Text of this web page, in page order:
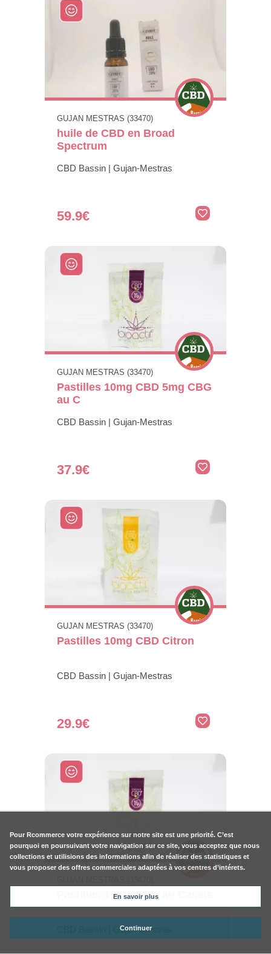
GUJAN MESTRAS (33470)
huile de CBD en Broad
Spectrum
CBD Bassin | Gujan-Mestras
59.9€
GUJAN MESTRAS (33470)
Pastilles 10mg CBD 5mg CBG
au C
CBD Bassin | Gujan-Mestras
37.9€
GUJAN MESTRAS (33470)
Pastilles 10mg CBD Citron
CBD Bassin | Gujan-Mestras
29.9€
Pastilles 15mg CBD au Cassis
CBD Bassin | Gujan-Mestras
Pour Rcommerce votre expérience sur notre site est une priorité. C’est
pourquoi en poursuivant votre navigation sur ce site, vous acceptez que nous
collections et utilisions des informations afin de réaliser des statistiques et
vous proposer des offres commerciales adaptées à vos centres d’intérets.
En savoir plus
Continuer